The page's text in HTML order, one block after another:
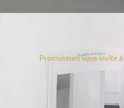
Promuseum vous invite